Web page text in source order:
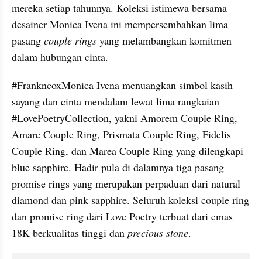
mereka setiap tahunnya. Koleksi istimewa bersama
desainer Monica Ivena ini mempersembahkan lima
pasang couple rings yang melambangkan komitmen
dalam hubungan cinta.
#FrankncoxMonica Ivena menuangkan simbol kasih
sayang dan cinta mendalam lewat lima rangkaian
#LovePoetryCollection, yakni Amorem Couple Ring,
Amare Couple Ring, Prismata Couple Ring, Fidelis
Couple Ring, dan Marea Couple Ring yang dilengkapi
blue sapphire. Hadir pula di dalamnya tiga pasang
promise rings yang merupakan perpaduan dari natural
diamond dan pink sapphire. Seluruh koleksi couple ring
dan promise ring dari Love Poetry terbuat dari emas
18K berkualitas tinggi dan precious stone.